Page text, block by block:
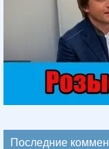
Последние